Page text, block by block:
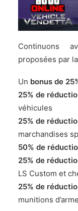
Continuons
proposées par
Un bonus de
25% de
véhicules
25% de
marchandises
50% de
25% de
LS Custom et
25% de
munitions